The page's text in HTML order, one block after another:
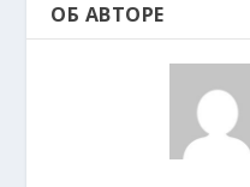
ОБ АВТОРЕ